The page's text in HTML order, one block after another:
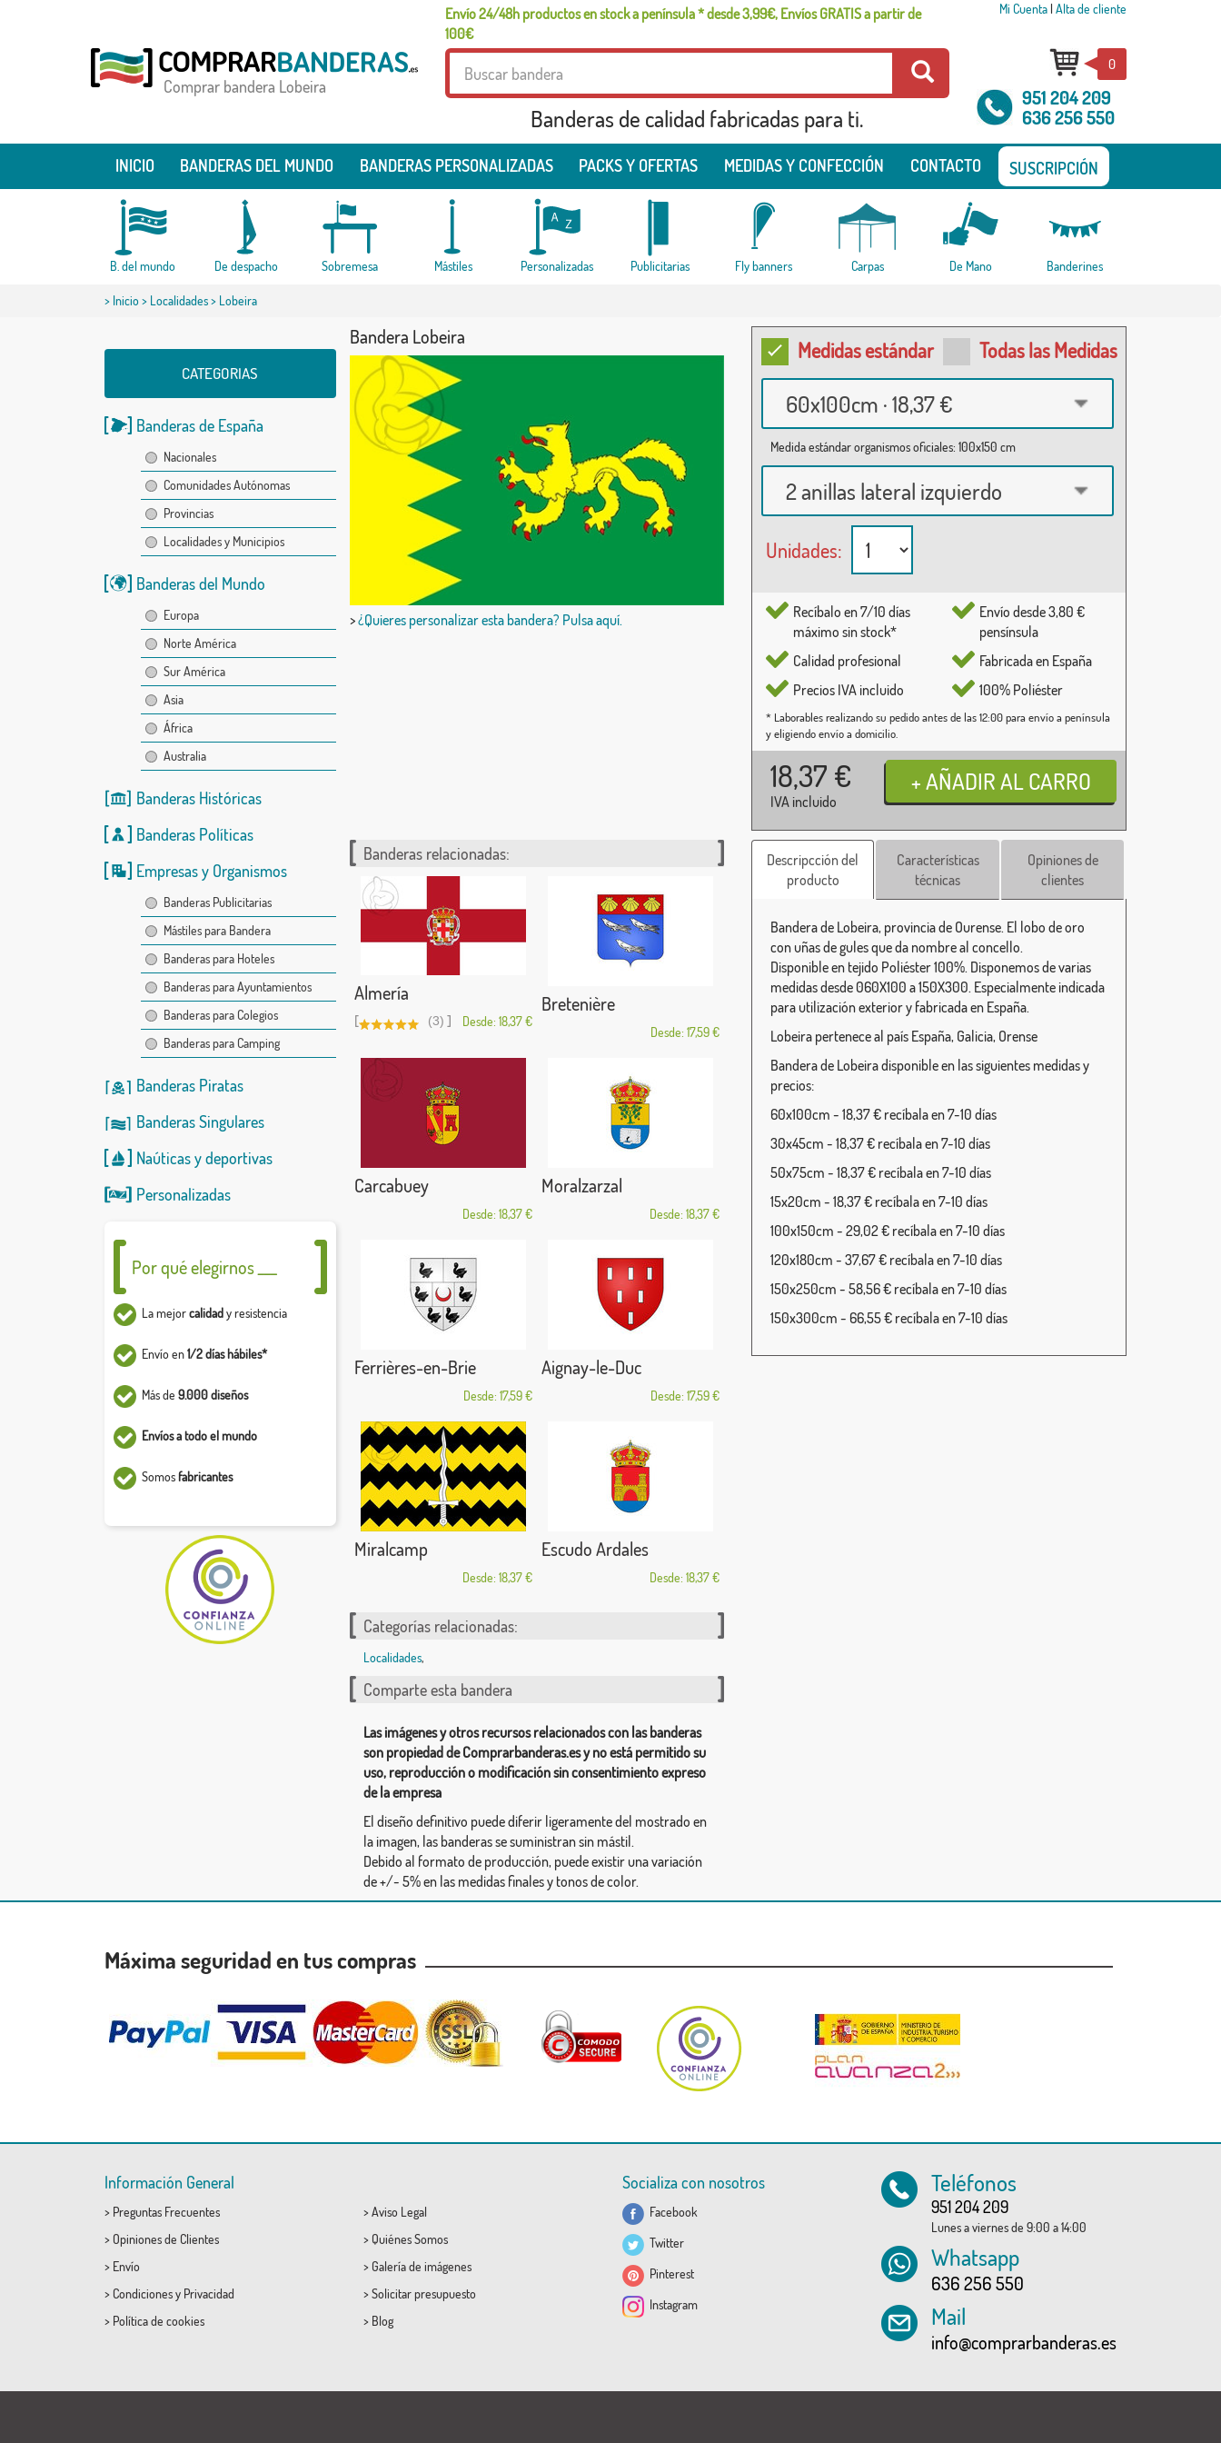
Envío 24/48h productos en stock a península * desde 3,99€, Envíos GRATIS a partir de
100€
Mi Cuenta| Alta de cliente
Comprar bandera Lobeira
Banderas de calidad fabricadas para ti.
0
951 204 209
636 256 550
INICIO BANDERAS DEL MUNDO BANDERAS PERSONALIZADAS PACKS Y OFERTAS MEDIDAS Y CONFECCIÓN CONTACTO SUSCRIPCIÓN
B. del mundo De despacho Sobremesa Mástiles Personalizadas Publicitarias Fly banners Carpas De Mano Banderines
> Inicio> Localidades> Lobeira
CATEGORIAS
Banderas de España
Nacionales
Comunidades Autónomas
Provincias
Localidades y Municipios
Banderas del Mundo
Europa
Norte América
Sur América
Asia
África
Australia
Banderas Históricas
Banderas Políticas
Empresas y Organismos
Banderas Publicitarias
Mástiles para Bandera
Banderas para Hoteles
Banderas para Ayuntamientos
Banderas para Colegios
Banderas para Camping
Banderas Piratas
Banderas Singulares
Naúticasydeportivas
Personalizadas
Por qué elegirnos ___
La mejorcalidady resistencia
Envío en1/2 días hábiles*
Más de 9.000 diseños
Envíos a todo el mundo
Somosfabricantes
Bandera Lobeira
>¿Quieres personalizar esta bandera? Pulsa aquí.
Medidas estándar Todas las Medidas
60x100cm · 18,37 €
Medida estándar organismos oficiales: 100x150 cm
2 anillas lateral izquierdo
Unidades:
Recíbalo en 7/10 días
máximo sin stock*
Calidad profesional
Precios IVA incluido
Envío desde 3,80 €
pensínsula
Fabricada en España
100% Poliéster
* Laborables realizando su pedido antes de las 12:00 para envío a península
y eligiendo envío a domicilio.
18,37 €
IVA incluido
Banderas relacionadas:
Almería
[ (3) ] Desde: 18,37 €
Bretenière
Desde: 17,59 €
Carcabuey
Desde: 18,37 €
Moralzarzal
Desde: 18,37 €
Ferrières-en-Brie
Desde: 17,59 €
Aignay-le-Duc
Desde: 17,59 €
Miralcamp
Desde: 18,37 €
Escudo Ardales
Desde: 18,37 €
Categorías relacionadas:
Localidades,
Comparte esta bandera
Las imágenes y otros recursos relacionados con las banderas
son propiedad de Comprarbanderas.es y no está permitido su
uso, reproducción o modificación sin consentimiento expreso
de la empresa
El diseño definitivo puede diferir ligeramente del mostrado en
la imagen, las banderas se suministran sin mástil.
Debido al formato de producción, puede existir una variación
de +/- 5% en las medidas finales y tonos de color.
Descripcción del
producto
Características
técnicas
Opiniones de
clientes
Bandera de Lobeira, provincia de Ourense. El lobo de oro
con uñas de gules que da nombre al concello.
Disponible en tejido Poliéster 100%. Disponemos de varias
medidas desde 060X100 a 150X300. Especialmente indicada
para utilización exterior y fabricada en España.
Lobeira pertenece al país España, Galicia, Orense
Bandera de Lobeira disponible en las siguientes medidas y
precios:
60x100cm - 18,37 € recíbala en 7-10 días
30x45cm - 18,37 € recíbala en 7-10 días
50x75cm - 18,37 € recíbala en 7-10 días
15x20cm - 18,37 € recíbala en 7-10 días
100x150cm - 29,02 € recíbala en 7-10 días
120x180cm - 37,67 € recíbala en 7-10 días
150x250cm - 58,56 € recíbala en 7-10 días
150x300cm - 66,55 € recíbala en 7-10 días
Máxima seguridad en tus compras
Información General
> Preguntas Frecuentes
> Opiniones de Clientes
> Envío
> Condicionesy Privacidad
> Política de cookies
> Aviso Legal
> Quiénes Somos
> Galería de imágenes
> Solicitar presupuesto
> Blog
Socializa con nosotros
Facebook
Twitter
Pinterest
Instagram
Teléfonos
951 204 209
Lunes a viernes de 9:00 a 14:00
Whatsapp
636 256 550
Mail
info@comprarbanderas.es